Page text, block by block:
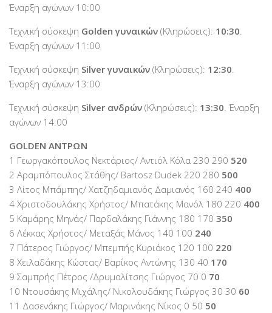
Έναρξη αγώνων 10:00
Τεχνική σύσκεψη Golden γυναικών (Κληρώσεις): 10:30.
Έναρξη αγώνων 11:00
Τεχνική σύσκεψη Silver γυναικών (Κληρώσεις): 12:30.
Έναρξη αγώνων 13:00
Τεχνική σύσκεψη Silver ανδρών (Κληρώσεις): 13:30. Έναρξη
αγώνων 14:00
GOLDEN ΑΝΤΡΩΝ
1 Γεωργακόπουλος Νεκτάριος/ Αντιόλ Kόλα 230 290 520
2 Αραμπόπουλος Στάθης/ Bartosz Dudek 220 280 500
3 Λίτος Μπάμπης/ Χατζηδαμιανός Δαμιανός 160 240 400
4 Χριστοδουλάκης Χρήστος/ Μπατάκης Μανόλ 180 220 400
5 Καμάρης Μηνάς/ Παρδαλάκης Γιάννης 180 170 350
6 Λέκκας Χρήστος/ Μεταξάς Μάνος 140 100 240
7 Πάτερος Γιώργος/ Μπεμπής Κυριάκος 120 100 220
8 Χειλαδάκης Κώστας/ Βαρίκος Αντώνης 130 40 170
9 Σαμπρής Πέτρος /Δρυμαλίτσης Γιώργος 70 0 70
10 Ντουσάκης Μιχάλης/ Νικολουδάκης Γιώργος 30 30 60
11 Δασενάκης Γιώργος/ Μαρινάκης Νίκος 0 50 50